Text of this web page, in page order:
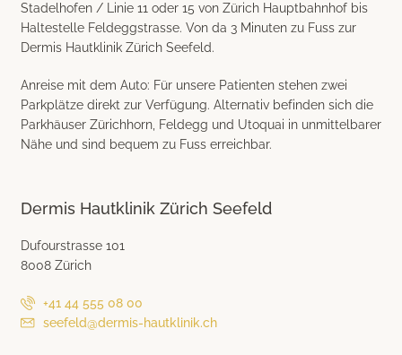
Stadelhofen / Linie 11 oder 15 von Zürich Hauptbahnhof bis
Haltestelle Feldeggstrasse. Von da 3 Minuten zu Fuss zur
Dermis Hautklinik Zürich Seefeld.
Anreise mit dem Auto: Für unsere Patienten stehen zwei
Parkplätze direkt zur Verfügung. Alternativ befinden sich die
Parkhäuser Zürichhorn, Feldegg und Utoquai in unmittelbarer
Nähe und sind bequem zu Fuss erreichbar.
Dermis Hautklinik Zürich Seefeld
Dufourstrasse 101
8008 Zürich
+41 44 555 08 00
seefeld@dermis-hautklinik.ch